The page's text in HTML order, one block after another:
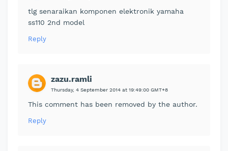
tlg senaraikan komponen elektronik yamaha
ss110 2nd model
Reply
zazu.ramli
Thursday, 4 September 2014 at 19:49:00 GMT+8
This comment has been removed by the author.
Reply